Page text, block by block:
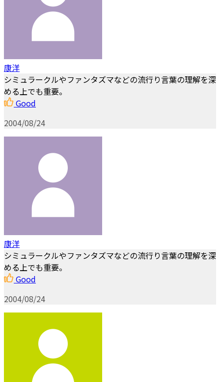
康洋
シミュラークルやファンタズマなどの流行り言葉の理解を深
める上でも重要。
Good
2004/08/24
康洋
シミュラークルやファンタズマなどの流行り言葉の理解を深
める上でも重要。
Good
2004/08/24